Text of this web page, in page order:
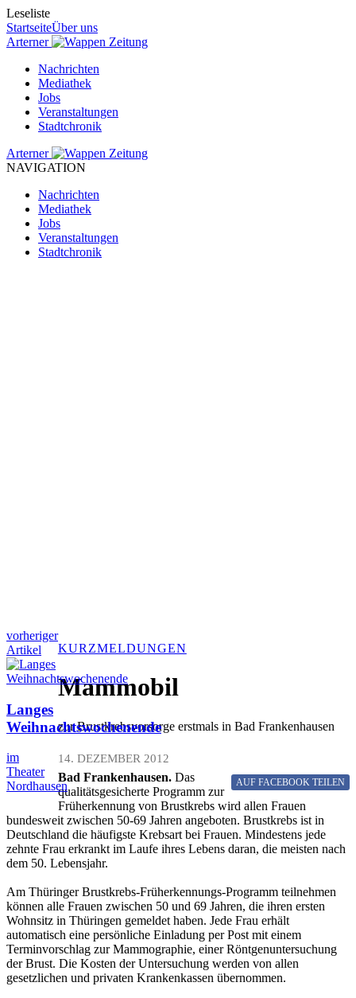
Leseliste
StartseiteÜber uns
Arterner
Zeitung
Nachrichten
Mediathek
Jobs
Veranstaltungen
Stadtchronik
Arterner
Zeitung
NAVIGATION
Nachrichten
Mediathek
Jobs
Veranstaltungen
Stadtchronik
vorheriger
Artikel
Langes
Weihnachtswochenende
im
Theater
Nordhausen
KURZMELDUNGEN
Mammobil
zur Brustkrebsvorsorge erstmals in Bad Frankenhausen
14. DEZEMBER 2012
AUF FACEBOOK TEILEN
Bad Frankenhausen. Das
qualitätsgesicherte Programm zur
Früherkennung von Brustkrebs wird allen Frauen
bundesweit zwischen 50-69 Jahren angeboten. Brustkrebs ist in
Deutschland die häufigste Krebsart bei Frauen. Mindestens jede
zehnte Frau erkrankt im Laufe ihres Lebens daran, die meisten nach
dem 50. Lebensjahr.
Am Thüringer Brustkrebs-Früherkennungs-Programm teilnehmen
können alle Frauen zwischen 50 und 69 Jahren, die ihren ersten
Wohnsitz in Thüringen gemeldet haben. Jede Frau erhält
automatisch eine persönliche Einladung per Post mit einem
Terminvorschlag zur Mammographie, einer Röntgenuntersuchung
der Brust. Die Kosten der Untersuchung werden von allen
gesetzlichen und privaten Krankenkassen übernommen.